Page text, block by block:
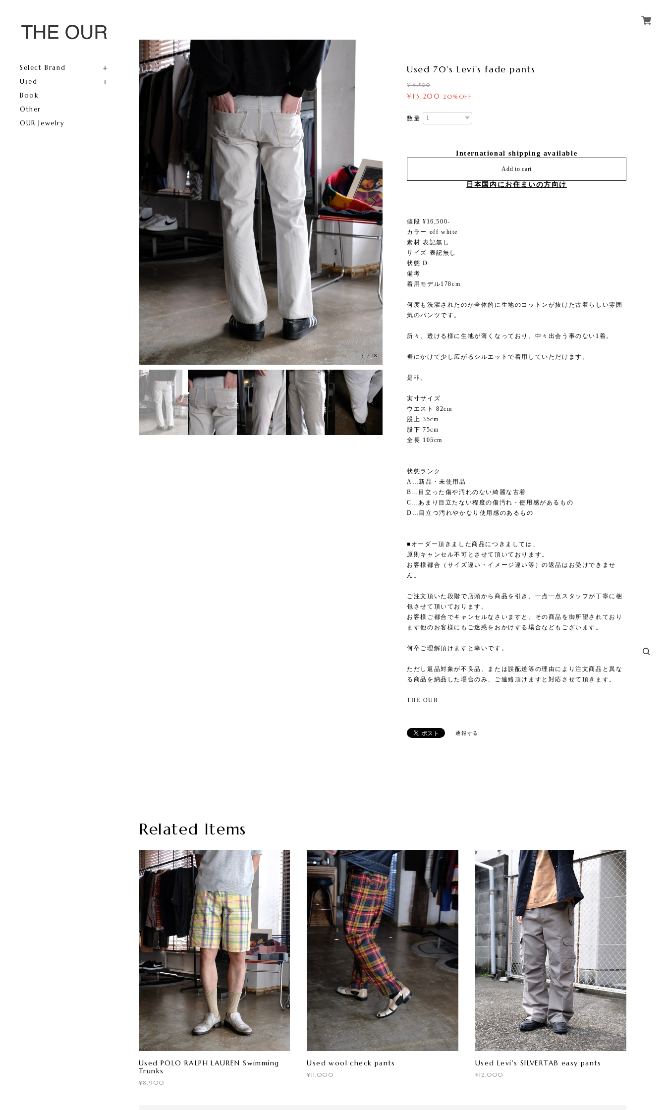
Select Brand
Used
Book
Other
OUR Jewelry
3 / 18
Used 70's Levi's fade pants
¥16,500
¥13,200 20%OFF
数量
International shipping available
Add to cart
日本国内にお住まいの方向け
値段 ¥16,500-
カラー off white
素材 表記無し
サイズ 表記無し
状態 D
備考
着用モデル178cm
何度も洗濯されたのか全体的に生地のコットンが抜けた古着らしい雰囲
気のパンツです。
所々、透ける様に生地が薄くなっており、中々出会う事のない1着。
裾にかけて少し広がるシルエットで着用していただけます。
是非。
実寸サイズ
ウエスト 82cm
股上 35cm
股下 75cm
全長 105cm
状態ランク
A…新品・未使用品
B…目立った傷や汚れのない綺麗な古着
C…あまり目立たない程度の傷汚れ・使用感があるもの
D…目立つ汚れやかなり使用感のあるもの
■オーダー頂きました商品につきましては、
原則キャンセル不可とさせて頂いております。
お客様都合（サイズ違い・イメージ違い等）の返品はお受けできませ
ん。
ご注文頂いた段階で店頭から商品を引き、一点一点スタッフが丁寧に梱
包させて頂いております。
お客様ご都合でキャンセルなさいますと、その商品を御所望されており
ます他のお客様にもご迷惑をおかけする場合などもございます。
何卒ご理解頂けますと幸いです。
ただし返品対象が不良品、または誤配送等の理由により注文商品と異な
る商品を納品した場合のみ、ご連絡頂けますと対応させて頂きます。
THE OUR
通報する
Related Items
Used POLO RALPH LAUREN Swimming
Trunks
¥8,900
Used wool check pants
¥11,000
Used Levi's SILVERTAB easy pants
¥12,000